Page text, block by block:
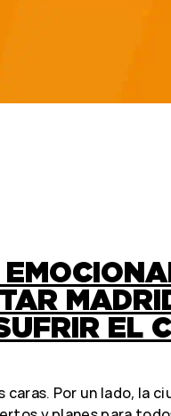
EL
caras. Por un lado, la